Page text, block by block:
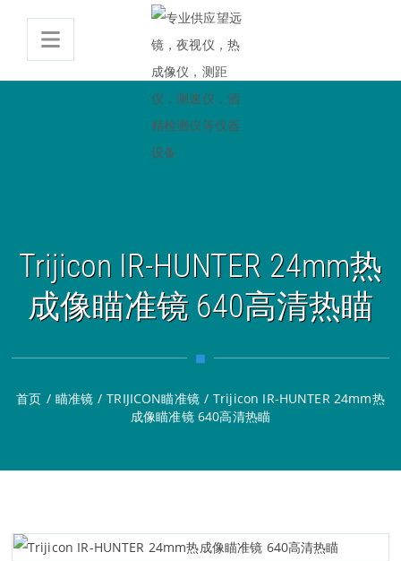
Trijicon IR-HUNTER 24mm热
成像瞄准镜 640高清热瞄
首页 / 瞄准镜 / TRIJICON瞄准镜 / Trijicon IR-HUNTER 24mm热
成像瞄准镜 640高清热瞄